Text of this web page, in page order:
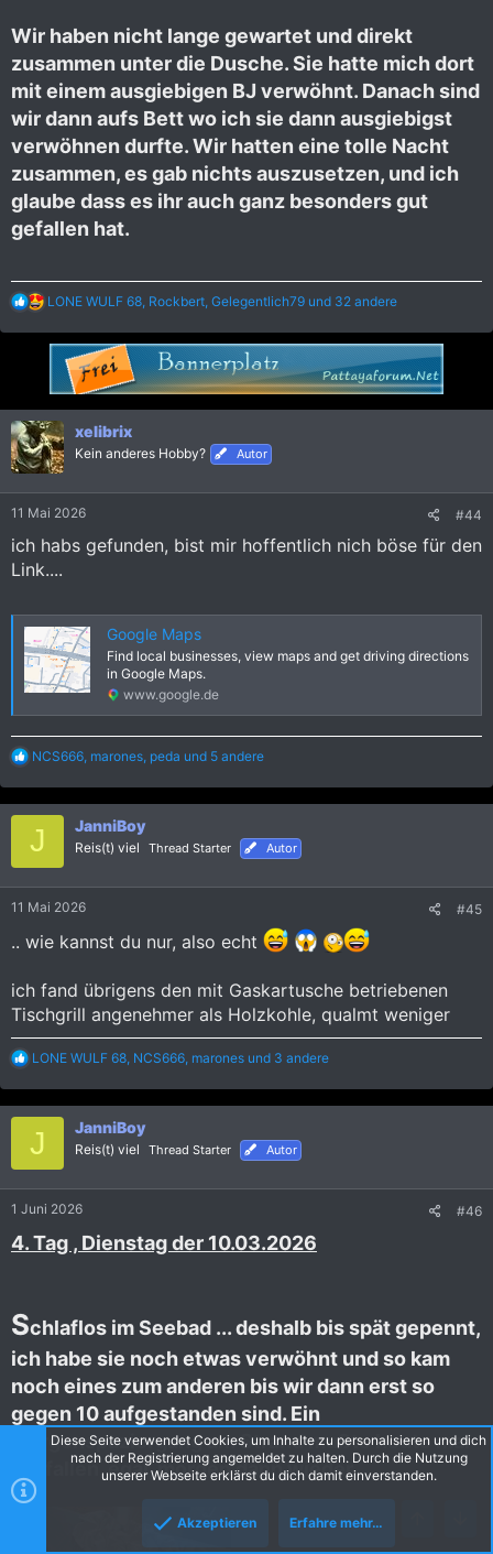
Wir haben nicht lange gewartet und direkt
zusammen unter die Dusche. Sie hatte mich dort
mit einem ausgiebigen BJ verwöhnt. Danach sind
wir dann aufs Bett wo ich sie dann ausgiebigst
verwöhnen durfte. Wir hatten eine tolle Nacht
zusammen, es gab nichts auszusetzen, und ich
glaube dass es ihr auch ganz besonders gut
gefallen hat.
R
a
k
n
e
n
:
LONE WULF 68 Rockbert Gelegentlich79 und 32 andere
xelibrix
Kein anderes Hobby? Autor
11 Mai 2026 #44
ich habs gefunden, bist mir hoffentlich nich böse für den
Link....
Google Maps
Find local businesses, view maps and get driving directions
in Google Maps.
www.google.de
R
a
k
i
n
NCS666 marones peda und 5 andere
J JanniBoy
Reis(t) viel Thread Starter Autor
11 Mai 2026 #45
.. wie kannst du nur, also echt
ich fand übrigens den mit Gaskartusche betriebenen
Tischgrill angenehmer als Holzkohle, qualmt weniger
R
a
k
i
n
:
LONE WULF 68, NCS666, marones und 3 andere
J JanniBoy
Reis(t) viel Thread Starter Autor
1 Juni 2026 #46
4. Tag , Dienstag der 10.03.2026
Schlaflos im Seebad ... deshalb bis spät gepennt,
ich habe sie noch etwas verwöhnt und so kam
noch eines zum anderen bis wir dann erst so
gegen 10 aufgestanden sind. Ein
Morgenspaziergang am Strand mußte heute mal
ausfallen, egal, morgen dann wieder.
Diese Seite verwendet Cookies, um Inhalte zu personalisieren und dich
nach der Registrierung angemeldet zu halten. Durch die Nutzung
unserer Webseite erklärst du dich damit einverstanden.
Akzeptieren Erfahre mehr…